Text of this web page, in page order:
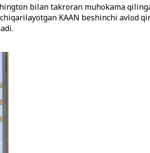
bilan takroran muhokama
chiqarilayotgan KAAN beshinchi